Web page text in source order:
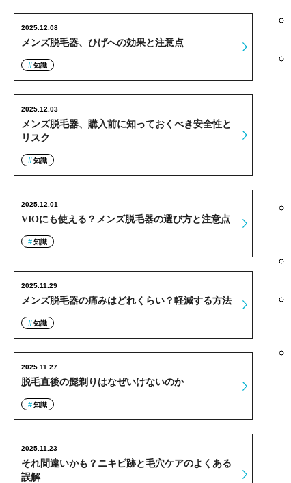
メンズ脱毛器、ひげへの効果と注意点
2025.12.08
知識
メンズ脱毛器、購入前に知っておくべき安全性と
リスク
2025.12.03
知識
VIOにも使える？メンズ脱毛器の選び方と注意点
2025.12.01
知識
メンズ脱毛器の痛みはどれくらい？軽減する方法
2025.11.29
知識
脱毛直後の髭剃りはなぜいけないのか
2025.11.27
知識
それ間違いかも？ニキビ跡と毛穴ケアのよくある
誤解
2025.11.23